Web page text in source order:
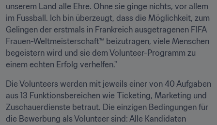
unserem Land alle Ehre. Ohne sie ginge nichts, vor allem
im Fussball. Ich bin überzeugt, dass die Möglichkeit, zum
Gelingen der erstmals in Frankreich ausgetragenen FIFA
Frauen-Weltmeisterschaft™ beizutragen, viele Menschen
begeistern wird und sie dem Volunteer-Programm zu
einem echten Erfolg verhelfen."
Die Volunteers werden mit jeweils einer von 40 Aufgaben
aus 13 Funktionsbereichen wie Ticketing, Marketing und
Zuschauerdienste betraut. Die einzigen Bedingungen für
die Bewerbung als Volunteer sind: Alle Kandidaten